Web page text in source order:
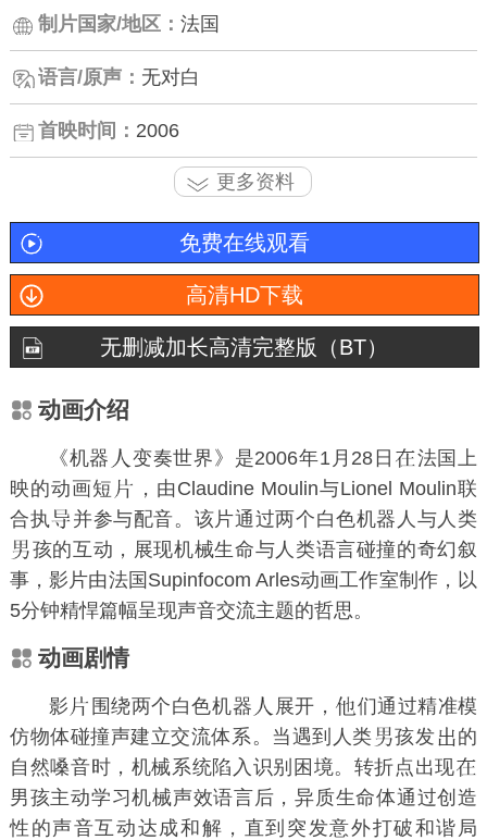
制片国家/地区： 法国
语言/原声： 无对白
首映时间： 2006
更多资料
免费在线观看
高清HD下载
无删减加长高清完整版（BT）
动画介绍
《机器 变奏世界》是2006年1月28日
法国上
映的动画短
，由Claudine Moulin与Lionel Moulin联
合执
并参与配音。该片通过两个白色机器人与人类
孩的互动，展现机械生命与人类语言碰撞的奇幻叙
事，影片由法国Supinfocom Arles动画工作室制作，以
5分钟精悍篇幅呈现声音交流主题的哲思。
动画剧情
影 围绕两个白色机器 展开，
们通过精准模
仿物体碰撞声建立交流体系。当遇到人类
孩发
的
自然嗓音时，机械系统陷入识别困境。转折点出现
男孩主动学习机械声效语言后，异质生命体通过创造
性的声音互动达成和解，直到突发意外打破和谐局